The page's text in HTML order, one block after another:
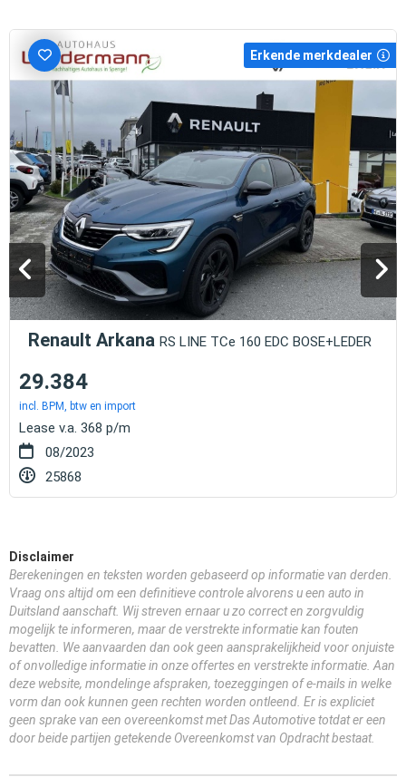
Erkende merkdealer
Renault Arkana RS LINE TCe 160 EDC BOSE+LEDER
29.384
incl. BPM, btw en import
Lease v.a. 368 p/m
08/2023
25868
Disclaimer
Berekeningen en teksten worden gebaseerd op informatie van derden.
Vraag ons altijd om een definitieve controle alvorens u een auto in
Duitsland aanschaft. Wij streven ernaar u zo correct en zorgvuldig
mogelijk te informeren, maar de verstrekte informatie kan fouten
bevatten. We aanvaarden dan ook geen aansprakelijkheid voor onjuiste
of onvolledige informatie in onze offertes en verstrekte informatie. Aan
deze website, mondelinge afspraken, toezeggingen of e-mails in welke
vorm dan ook kunnen geen rechten worden ontleend. Er is expliciet
geen sprake van een overeenkomst met Das Automotive totdat er een
door beide partijen getekende Overeenkomst van Opdracht bestaat.